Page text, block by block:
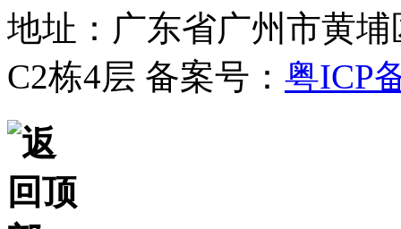
地址：广东省广州市黄
C2栋4层 备案号： 粤ICP